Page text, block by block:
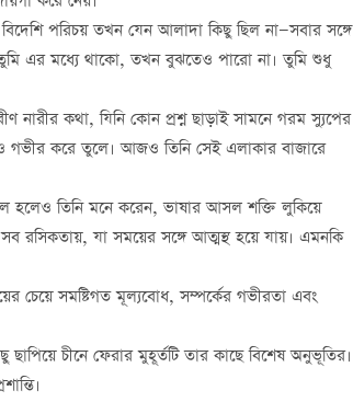
পরিচয় তখন যেন আলাদা কিছু ছিল না—সবার সঙ্গে
তুমি এর মধ্যে থাকো, তখন বুঝতেও পারো না। তুমি শুধু
নারীর কথা, যিনি কোন প্রশ্ন ছাড়াই সামনে গরম স্যুপের
গভীর করে তুলে। আজও তিনি সেই এলাকার বাজারে
হলেও তিনি মনে করেন, ভাষার আসল শক্তি লুকিয়ে
রসিকতায়, যা সময়ের সঙ্গে আত্মস্থ হয়ে যায়। এমনকি
চেয়ে সমষ্টিগত মূল্যবোধ, সম্পর্কের গভীরতা এবং
চীনে ফেরার মুহূর্তটি তার কাছে বিশেষ অনুভূতির।